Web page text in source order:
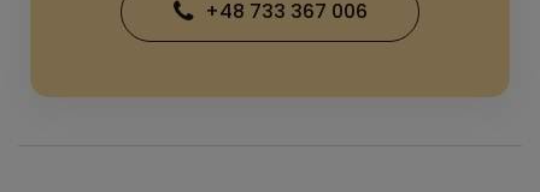
+48 733 367 006